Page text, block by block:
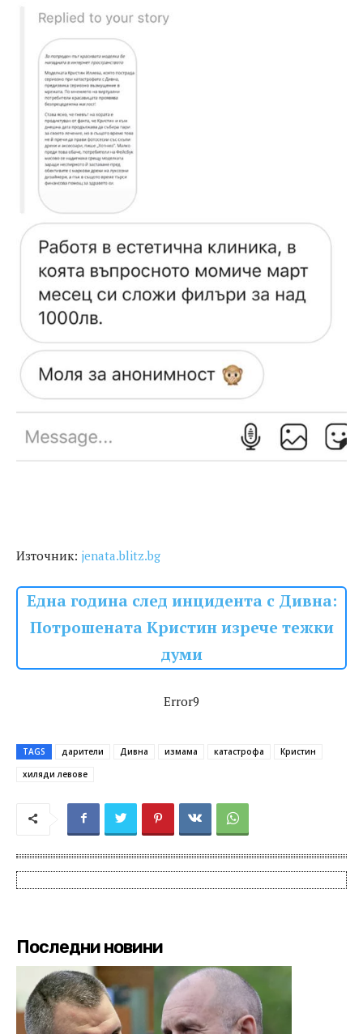
Източник: jenata.blitz.bg
Една година след инцидента с Дивна:
Потрошената Кристин изрече тежки
думи
Error9
TAGS дарители Дивна измама катастрофа
Кристин
хиляди левове
Последни новини